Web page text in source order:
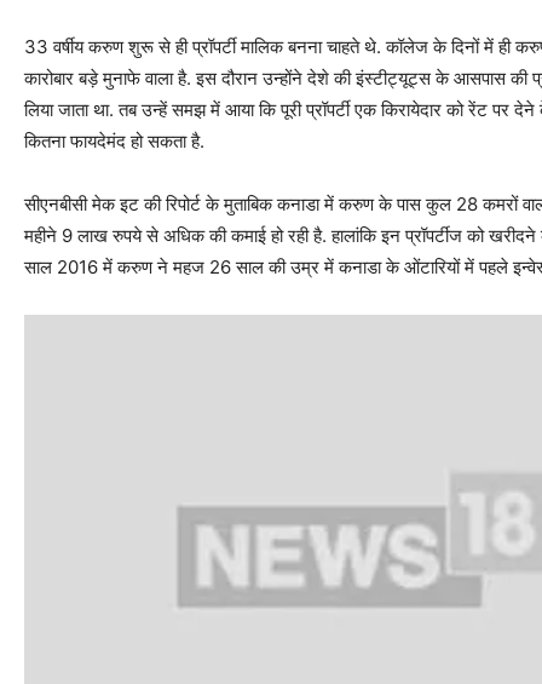
33 वर्षीय करुण शुरू से ही प्रॉपर्टी मालिक बनना चाहते थे. कॉलेज के दिनों में ही
कारोबार बड़े मुनाफे वाला है. इस दौरान उन्होंने देशे की इंस्टीट्यूट्स के आसपास की
लिया जाता था. तब उन्हें समझ में आया कि पूरी प्रॉपर्टी एक किरायेदार को रेंट
कितना फायदेमंद हो सकता है.
सीएनबीसी मेक इट की रिपोर्ट के मुताबिक कनाडा में करुण के पास कुल 28 कमरों
महीने 9 लाख रुपये से अधिक की कमाई हो रही है. हालांकि इन प्रॉपर्टीज को
साल 2016 में करुण ने महज 26 साल की उम्र में कनाडा के ओंटारियों में पहले